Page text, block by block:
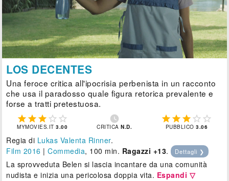
LOS DECENTES
Una feroce critica all'ipocrisia perbenista in un racconto
che usa il paradosso quale figura retorica prevalente e
forse a tratti pretestuosa.
    
MYMOVIES.IT3.00

CRITICAN.D.
    
PUBBLICO3.06
Regia di Lukas Valenta Rinner.
Film 2016 |Commedia, 100 min. Ragazzi +13. Dettagli ❯
La sprovveduta Belen si lascia incantare da una comunità
nudista e inizia una pericolosa doppia vita. Espandi ▽